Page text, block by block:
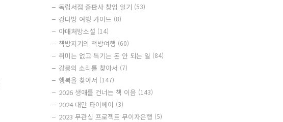
독립서점 출판사 창업 일기 (53)
강다방 여행 가이드 (8)
야매처방소설 (14)
책방지기의 책방여행 (60)
취미는 없고 특기는 돈 안 되는 일 (84)
강릉의 소리를 찾아서 (7)
행복을 찾아서 (147)
2026 생애를 건너는 책 이음 (143)
2024 대만 타이베이 (3)
2023 무관심 프로젝트 무이자은행 (5)